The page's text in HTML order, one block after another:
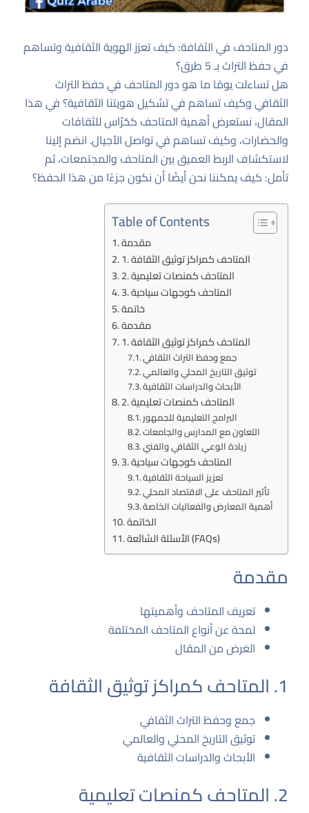
دور المتاحف في الثقافة: كيف تعزز الهوية الثقافية وتساهم
في حفظ التراث بـ 5 طرق؟
هل تساءلت يومًا ما هو دور المتاحف في حفظ التراث
الثقافي وكيف تساهم في تشكيل هويتنا الثقافية؟ في هذا
المقال، نستعرض أهمية المتاحف كحُرّاس للثقافات
والحضارات، وكيف تساهم في تواصل الأجيال. انضم إلينا
لاستكشاف الربط العميق بين المتاحف والمجتمعات، ثم
تأمل: كيف يمكننا نحن أيضًا أن نكون جزءًا من هذا الحفظ؟
Table of Contents
مقدمة
1. المتاحف كمراكز توثيق الثقافة
2. المتاحف كمنصات تعليمية
3. المتاحف كوجهات سياحية
خاتمة
مقدمة
1. المتاحف كمراكز توثيق الثقافة
جمع وحفظ التراث الثقافي
توثيق التاريخ المحلي والعالمي
الأبحاث والدراسات الثقافية
2. المتاحف كمنصات تعليمية
البرامج التعليمية للجمهور
التعاون مع المدارس والجامعات
زيادة الوعي الثقافي والفني
3. المتاحف كوجهات سياحية
تعزيز السياحة الثقافية
تأثير المتاحف على الاقتصاد المحلي
أهمية المعارض والفعاليات الخاصة
الخاتمة
الأسئلة الشائعة (FAQs)
مقدمة
تعريف المتاحف وأهميتها
لمحة عن أنواع المتاحف المختلفة
الغرض من المقال
1. المتاحف كمراكز توثيق الثقافة
جمع وحفظ التراث الثقافي
توثيق التاريخ المحلي والعالمي
الأبحاث والدراسات الثقافية
2. المتاحف كمنصات تعليمية